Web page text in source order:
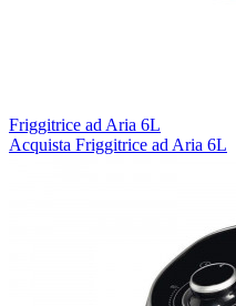
Friggitrice ad Aria 6L
Acquista Friggitrice ad Aria 6L